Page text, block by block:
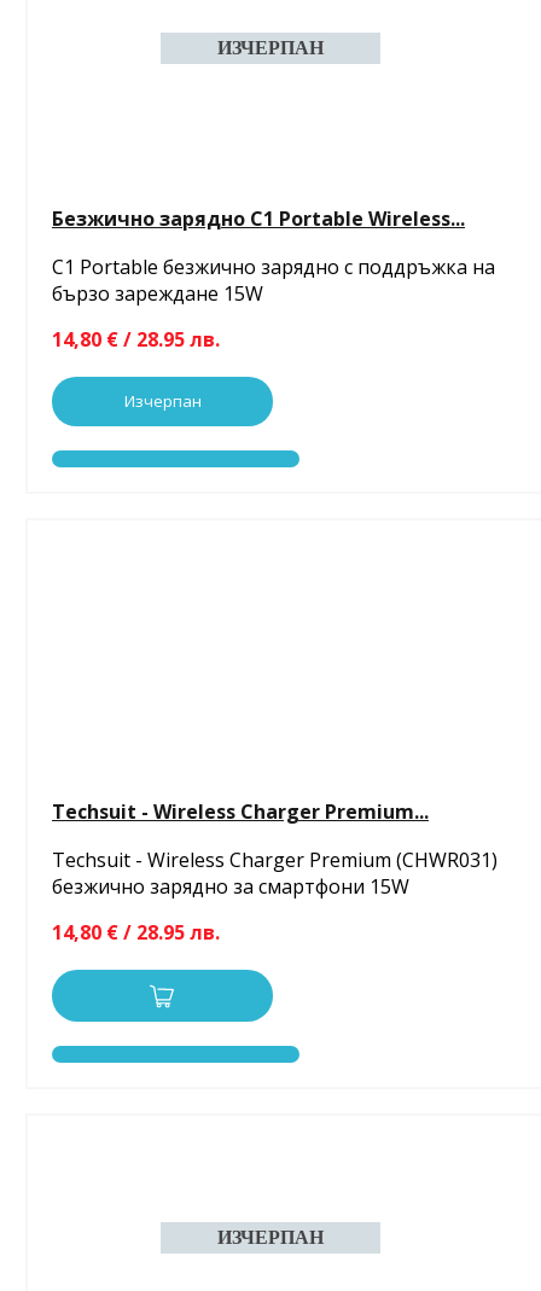
Безжично зарядно C1 Portable Wireless...
C1 Portable безжично зарядно с поддръжка на
бързо зареждане 15W
14,80 € / 28.95 лв.
Изчерпан
Techsuit - Wireless Charger Premium...
Techsuit - Wireless Charger Premium (CHWR031)
безжично зарядно за смартфони 15W
14,80 € / 28.95 лв.